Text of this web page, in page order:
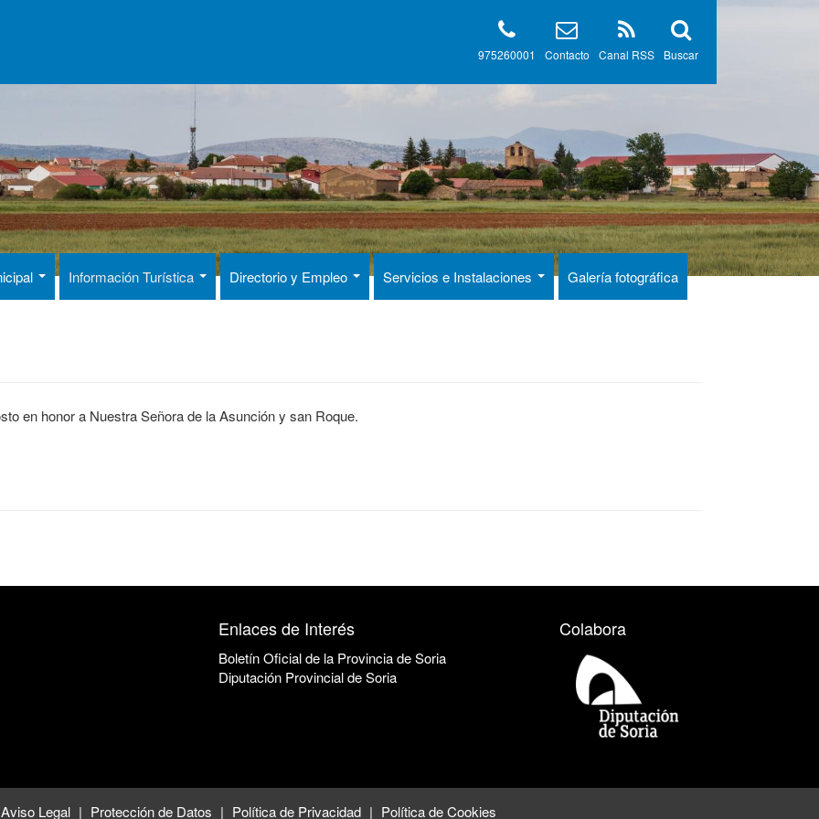
Buscar
Canal RSS
Contacto
975260001
Información Turística Directorio y Empleo Servicios e Instalaciones Galería fotográfica
en honor a Nuestra Señora de la Asunción y san Roque.
Enlaces de Interés
Boletín Oficial de la Provincia de Soria
Diputación Provincial de Soria
Colabora
Aviso Legal Protección de Datos Política de Privacidad Política de Cookies